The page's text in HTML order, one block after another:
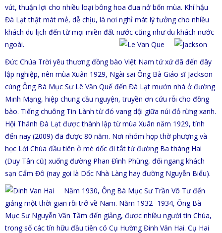
vút, thuận lợi cho nhiều loại bông hoa đua nở bốn mùa. Khí hậu
Đà Lạt thật mát mẻ, dễ chịu, là nơi nghỉ mát lý tưởng cho nhiều
khách du lịch đến từ mọi miền đất nước cũng như du khách nước
ngoài.
Đức Chúa Trời yêu thương đồng bào Việt Nam tứ xứ đã đến đây
lập nghiệp, nên mùa Xuân 1929, Ngài sai Ông Bà Giáo sĩ Jackson
cùng Ông Bà Mục Sư Lê Văn Quế đến Đà Lạt mướn nhà ở đường
Minh Mạng, hiệp chung cầu nguyện, truyền ơn cứu rỗi cho đồng
bào. Tiếng chuông Tin Lành từ đó vang dội giữa núi đỏ rừng xanh.
Hội Thánh Đà Lạt được thành lập từ mùa Xuân năm 1929, tính
đến nay (2009) đã được 80 năm. Nơi nhóm họp thờ phượng và
học Lời Chúa đầu tiên ở mé dốc đi tắt từ đường Ba tháng Hai
(Duy Tân cũ) xuống đường Phan Đình Phùng, đối ngang khách
sạn Cẩm Đô (nay gọi là Dốc Nhà Làng hay đường Nguyễn Biểu).
Năm 1930, Ông Bà Mục Sư Trần Vô Tư đến
giảng một thời gian rồi trở về Nam. Năm 1932- 1934, Ông Bà
Mục Sư Nguyễn Văn Tầm đến giảng, được nhiều người tin Chúa,
trong số các tín hữu đầu tiên có Cụ Hường Đinh Văn Hai. Cụ Hai